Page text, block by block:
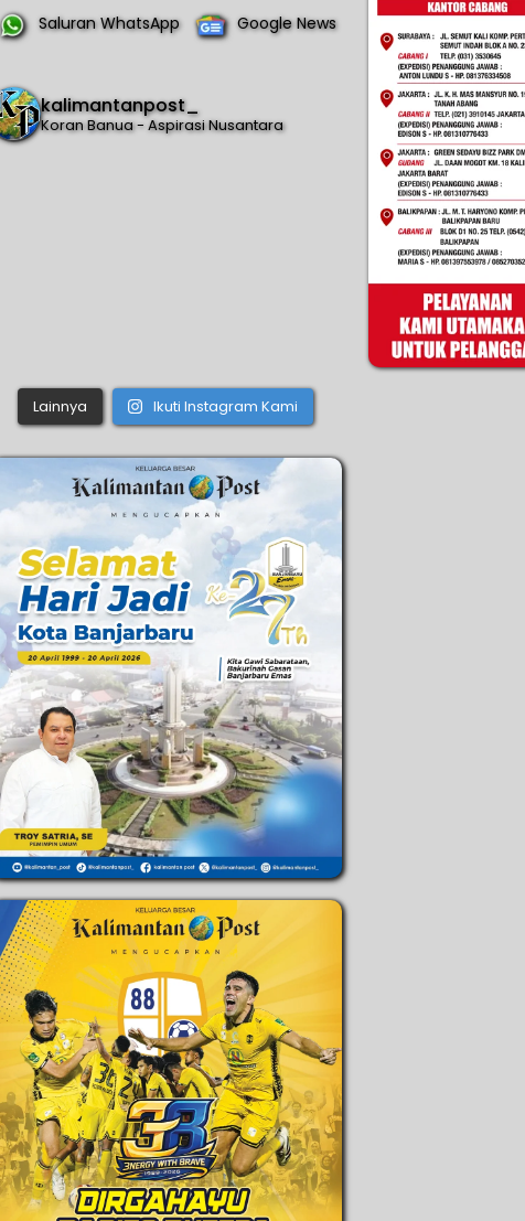
Saluran WhatsApp Google News
kalimantanpost_
Koran Banua - Aspirasi Nusantara
Lainnya Ikuti Instagram Kami